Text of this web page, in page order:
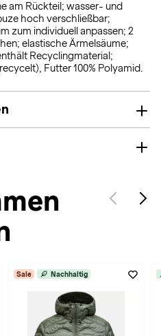
am Rückteil; wasser- und
hoch verschließbar;
zum individuell anpassen; 2
elastische Ärmelsäume;
Recyclingmaterial;
Futter 100% Polyamid.
Sale Nachhaltig